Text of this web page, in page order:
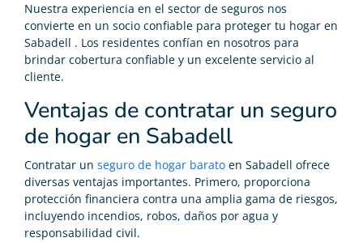
Nuestra experiencia en el sector de seguros nos
convierte en un socio confiable para proteger tu hogar en
Sabadell . Los residentes confían en nosotros para
brindar cobertura confiable y un excelente servicio al
cliente.
Ventajas de contratar un seguro
de hogar en Sabadell
Contratar un seguro de hogar barato en Sabadell ofrece
diversas ventajas importantes. Primero, proporciona
protección financiera contra una amplia gama de riesgos,
incluyendo incendios, robos, daños por agua y
responsabilidad civil.